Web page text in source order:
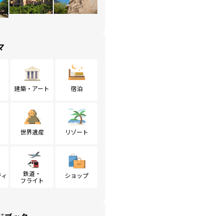
建築・アート 宿泊
世界遺産 リゾート
鉄道・
フライト
ショップ